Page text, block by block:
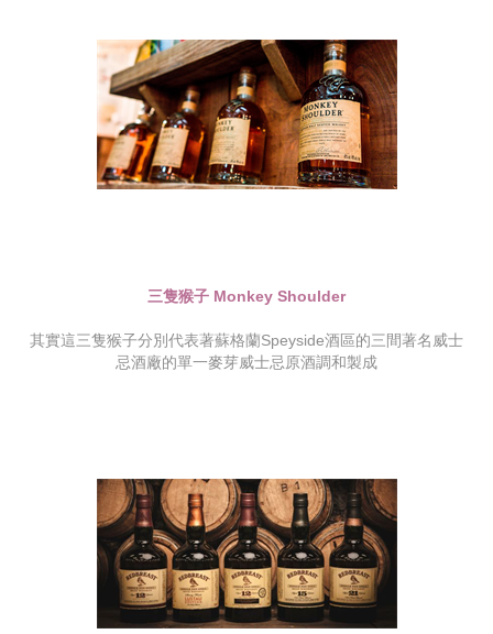
三隻猴子 Monkey Shoulder
其實這三隻猴子分別代表著蘇格蘭Speyside酒區的三間著名威士
忌酒廠的單一麥芽威士忌原酒調和製成